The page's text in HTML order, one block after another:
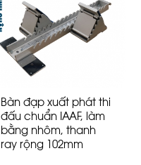
Bàn đạp xuất phát thi
đấu chuẩn IAAF, làm
bằng nhôm, thanh
ray rộng 102mm